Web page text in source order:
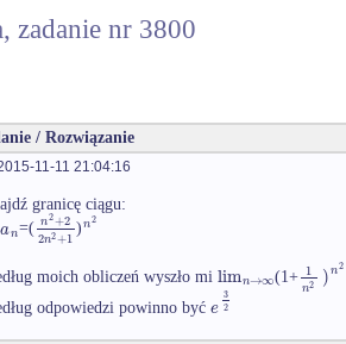
zadanie nr 3800
/ Rozwiązanie
11-11 21:04:16
granicę ciągu:
an=( n2+2
2n2+1 )n2
moich obliczeń wyszło mi limn→∞(1+ 1
n2 )n2
odpowiedzi powinno być e
3
2